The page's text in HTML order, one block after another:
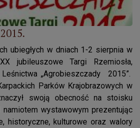
ubiegłych w dniach 1-2 sierpnia w
jubileuszowe Targi Rzemiosła,
„Agrobieszczady 2015”.
Parków Krajobrazowych w
swoją obecność na stoisku
wystawowym prezentując
historyczne, kulturowe oraz walory